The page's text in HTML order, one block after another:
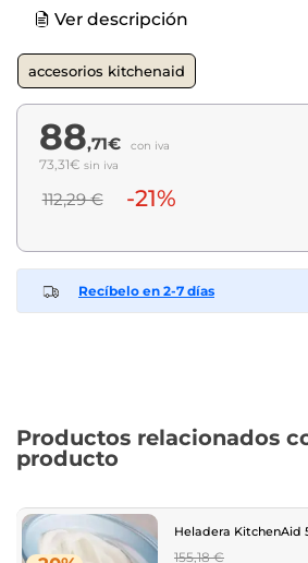
Ver descripción
accesorios kitchenaid
88,71€ con iva
73,31€ sin iva
112,29 € -21%
Recíbelo en 2-7 días
Productos relacionados
producto
Heladera KitchenAid
Regular
155,18 €